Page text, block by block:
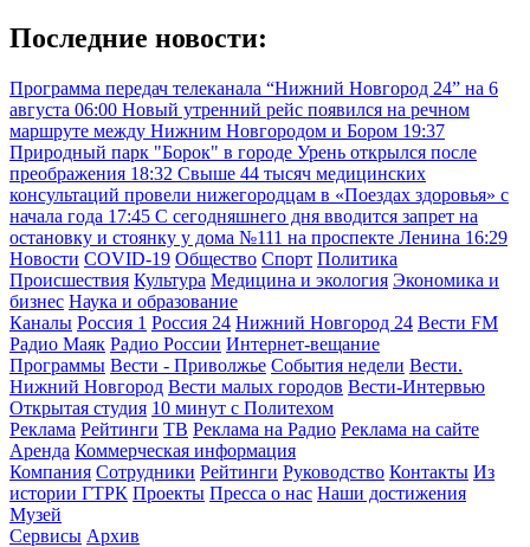
Последние новости:
Программа передач телеканала “Нижний Новгород 24” на 6
августа 06:00 Новый утренний рейс появился на речном
маршруте между Нижним Новгородом и Бором 19:37
Природный парк "Борок" в городе Урень открылся после
преображения 18:32 Свыше 44 тысяч медицинских
консультаций провели нижегородцам в «Поездах здоровья» с
начала года 17:45 С сегодняшнего дня вводится запрет на
остановку и стоянку у дома №111 на проспекте Ленина 16:29
Новости COVID-19 Общество Спорт Политика
Происшествия Культура Медицина и экология Экономика и
бизнес Наука и образование
Каналы Россия 1 Россия 24 Нижний Новгород 24 Вести FM
Радио Маяк Радио России Интернет-вещание
Программы Вести - Приволжье События недели Вести.
Нижний Новгород Вести малых городов Вести-Интервью
Открытая студия 10 минут с Политехом
Реклама Рейтинги ТВ Реклама на Радио Реклама на сайте
Аренда Коммерческая информация
Компания Сотрудники Рейтинги Руководство Контакты Из
истории ГТРК Проекты Пресса о нас Наши достижения
Музей
Сервисы Архив